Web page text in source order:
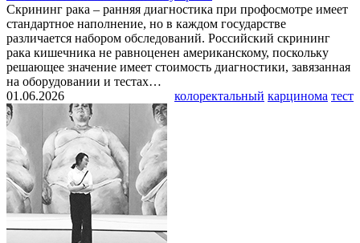
Скрининг рака – ранняя диагностика при профосмотре имеет
стандартное наполнение, но в каждом государстве
различается набором обследований. Российский скрининг
рака кишечника не равноценен американскому, поскольку
решающее значение имеет стоимость диагностики, завязанная
на оборудовании и тестах…
колоректальный карцинома тест
01.06.2026